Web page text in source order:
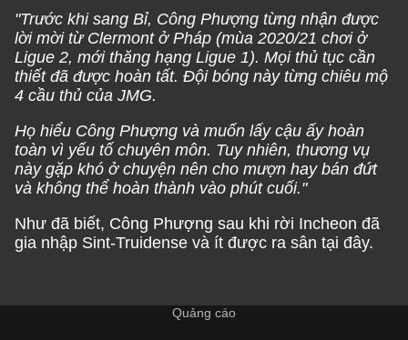
"Trước khi sang Bỉ, Công Phượng từng nhận được
lời mời từ Clermont ở Pháp (mùa 2020/21 chơi ở
Ligue 2, mới thăng hạng Ligue 1). Mọi thủ tục cần
thiết đã được hoàn tất. Đội bóng này từng chiêu mộ
4 cầu thủ của JMG.
Họ hiểu Công Phượng và muốn lấy cậu ấy hoàn
toàn vì yếu tố chuyên môn. Tuy nhiên, thương vụ
này gặp khó ở chuyện nên cho mượn hay bán đứt
và không thể hoàn thành vào phút cuối."
Như đã biết, Công Phượng sau khi rời Incheon đã
gia nhập Sint-Truidense và ít được ra sân tại đây.